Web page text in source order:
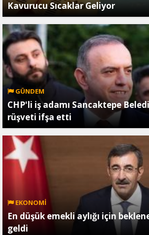
Kavurucu Sıcaklar Geliyor
GÜNDEM
CHP'li iş adamı Sancaktepe
rüşveti ifşa etti
EKONOMİ
En düşük emekli aylığı için
geldi